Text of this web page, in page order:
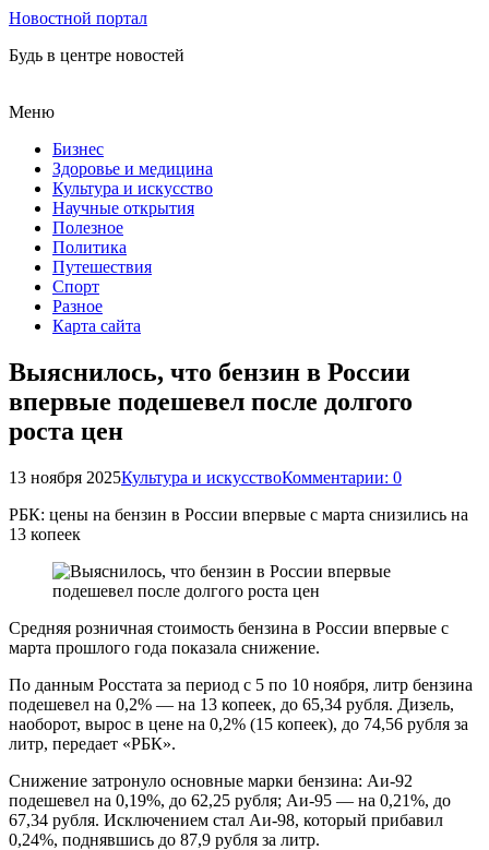
Новостной портал
Будь в центре новостей
Меню
Бизнес
Здоровье и медицина
Культура и искусство
Научные открытия
Полезное
Политика
Путешествия
Спорт
Разное
Карта сайта
Выяснилось, что бензин в России
впервые подешевел после долгого
роста цен
13 ноября 2025Культура и искусствоКомментарии: 0
РБК: цены на бензин в России впервые с марта снизились на
13 копеек
Средняя розничная стоимость бензина в России впервые с
марта прошлого года показала снижение.
По данным Росстата за период с 5 по 10 ноября, литр бензина
подешевел на 0,2% — на 13 копеек, до 65,34 рубля. Дизель,
наоборот, вырос в цене на 0,2% (15 копеек), до 74,56 рубля за
литр, передает «РБК».
Снижение затронуло основные марки бензина: Аи-92
подешевел на 0,19%, до 62,25 рубля; Аи-95 — на 0,21%, до
67,34 рубля. Исключением стал Аи-98, который прибавил
0,24%, поднявшись до 87,9 рубля за литр.